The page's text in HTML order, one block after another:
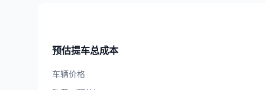
预估提车总成本
车辆价格